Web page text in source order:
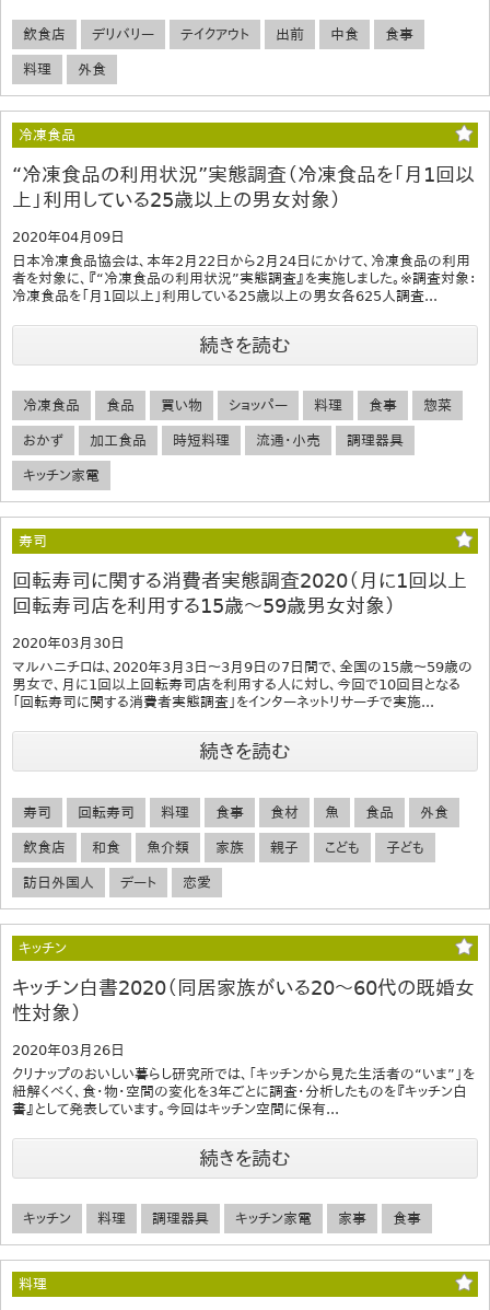
飲食店 デリバリー テイクアウト 出前 中食 食事
料理 外食
冷凍食品
“冷凍食品の利用状況”実態調査（冷凍食品を「月1回以
上」利用している25歳以上の男女対象）
2020年04月09日
日本冷凍食品協会は、本年2月22日から2月24日にかけて、冷凍食品の利用
者を対象に、『“冷凍食品の利用状況”実態調査』を実施しました。※調査対象：
冷凍食品を「月1回以上」利用している25歳以上の男女各625人調査...
続きを読む
冷凍食品 食品 買い物 ショッパー 料理 食事 惣菜
おかず 加工食品 時短料理 流通・小売 調理器具
キッチン家電
寿司
回転寿司に関する消費者実態調査2020（月に1回以上
回転寿司店を利用する15歳～59歳男女対象）
2020年03月30日
マルハニチロは、2020年3月3日～3月9日の7日間で、全国の15歳～59歳の
男女で、月に1回以上回転寿司店を利用する人に対し、今回で10回目となる
「回転寿司に関する消費者実態調査」をインターネットリサーチで実施...
続きを読む
寿司 回転寿司 料理 食事 食材 魚 食品 外食
飲食店 和食 魚介類 家族 親子 こども 子ども
訪日外国人 デート 恋愛
キッチン
キッチン白書2020（同居家族がいる20～60代の既婚女
性対象）
2020年03月26日
クリナップのおいしい暮らし研究所では、「キッチンから見た生活者の“いま”」を
紐解くべく、食・物・空間の変化を3年ごとに調査・分析したものを『キッチン白
書』として発表しています。今回はキッチン空間に保有...
続きを読む
キッチン 料理 調理器具 キッチン家電 家事 食事
料理